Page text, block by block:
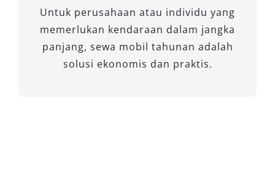
Untuk perusahaan atau individu yang
memerlukan kendaraan dalam jangka
panjang, sewa mobil tahunan adalah
solusi ekonomis dan praktis.